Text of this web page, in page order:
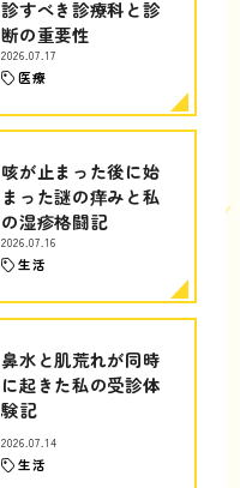
診すべき診療科と診
断の重要性
2026.07.17
医療
咳が止まった後に始
まった謎の痒みと私
の湿疹格闘記
2026.07.16
生活
鼻水と肌荒れが同時
に起きた私の受診体
験記
2026.07.14
生活